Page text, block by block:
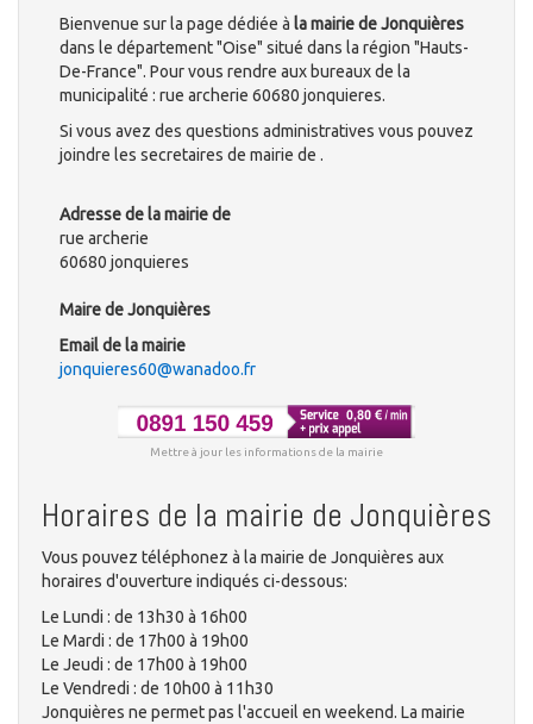
Bienvenue sur la page dédiée à la mairie de Jonquières
dans le département "Oise" situé dans la région "Hauts-
De-France". Pour vous rendre aux bureaux de la
municipalité : rue archerie 60680 jonquieres.
Si vous avez des questions administratives vous pouvez
joindre les secretaires de mairie de .
Adresse de la mairie de
rue archerie
60680 jonquieres
Maire de Jonquières
Email de la mairie
jonquieres60@wanadoo.fr
Mettre à jour les informations de la mairie
Horaires de la mairie de Jonquières
Vous pouvez téléphonez à la mairie de Jonquières aux
horaires d'ouverture indiqués ci-dessous:
Le Lundi : de 13h30 à 16h00
Le Mardi : de 17h00 à 19h00
Le Jeudi : de 17h00 à 19h00
Le Vendredi : de 10h00 à 11h30
Jonquières ne permet pas l'accueil en weekend. La mairie